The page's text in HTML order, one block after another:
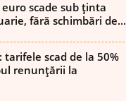
scade sub ținta
fără schimbări de...
tarifele scad de la 50%
renunțării la